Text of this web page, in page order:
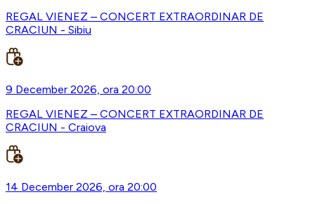
REGAL VIENEZ – CONCERT EXTRAORDINAR DE
CRACIUN - Sibiu
9 December 2026, ora 20:00
REGAL VIENEZ – CONCERT EXTRAORDINAR DE
CRACIUN - Craiova
14 December 2026, ora 20:00